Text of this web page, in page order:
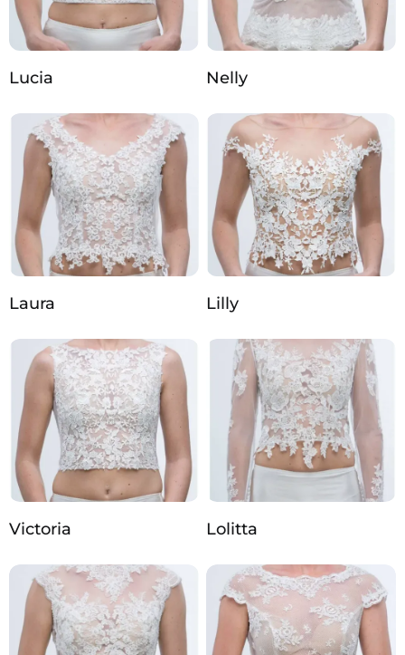
Lucia Nelly
Laura Lilly
Victoria Lolitta